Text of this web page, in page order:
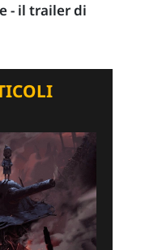
- il trailer di